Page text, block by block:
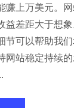
赚上万美元。
益差距大于想
节可以帮助我
网站稳定持续